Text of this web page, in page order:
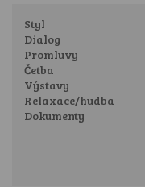
Styl
Dialog
Promluvy
Četba
Výstavy
Relaxace/hudba
Dokumenty